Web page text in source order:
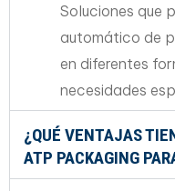
Soluciones que
automático de
en diferentes
necesidades
¿QUÉ VENTAJAS
ATP PACKAGING